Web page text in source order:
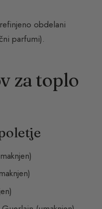
obdelani
parfumi).
za toplo